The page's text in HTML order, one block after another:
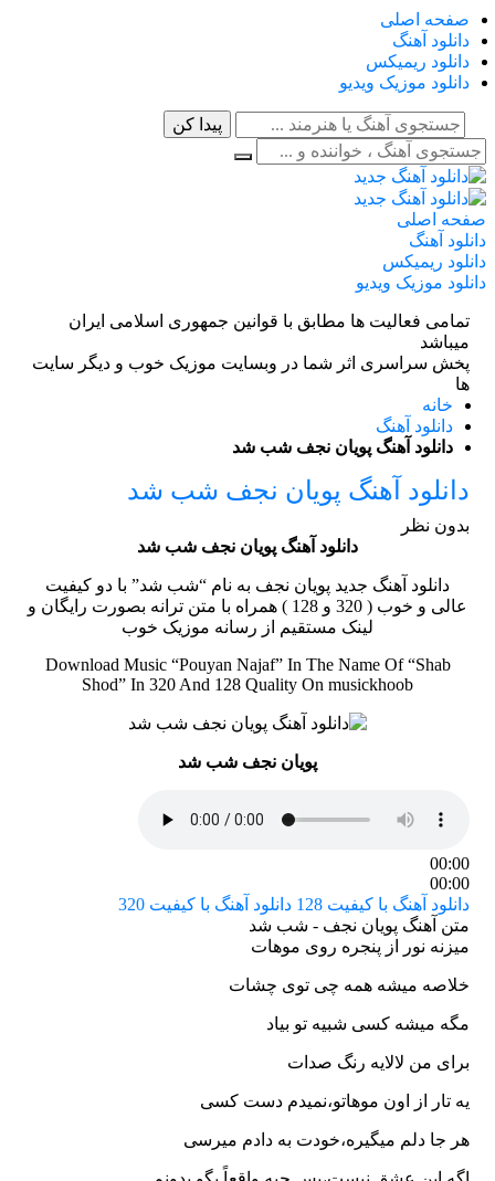
صفحه اصلی
دانلود آهنگ
دانلود ریمیکس
دانلود موزیک ویدیو
صفحه اصلی
دانلود آهنگ
دانلود ریمیکس
دانلود موزیک ویدیو
تمامی فعالیت ها مطابق با قوانین جمهوری اسلامی ایران
میباشد
پخش سراسری اثر شما در وبسایت موزیک خوب و دیگر سایت
ها
خانه
دانلود آهنگ
دانلود آهنگ پویان نجف شب شد
دانلود آهنگ پویان نجف شب شد
بدون نظر
دانلود آهنگ پویان نجف شب شد
دانلود آهنگ جدید پویان نجف به نام “شب شد” با دو کیفیت
عالی و خوب ( 320 و 128 ) همراه با متن ترانه بصورت رایگان و
لینک مستقیم از رسانه موزیک خوب
Download Music “Pouyan Najaf” In The Name Of “Shab
Shod” In 320 And 128 Quality On musickhoob
پویان نجف شب شد
00:00
00:00
دانلود آهنگ با کیفیت 128
دانلود آهنگ با کیفیت 320
متن آهنگ پویان نجف - شب شد
میزنه نور از پنجره روی موهات
خلاصه میشه همه چی توی چشات
مگه میشه کسی شبیه تو بیاد
برای من لالایه‌ رنگ صدات
یه تار از اون موهاتو،نمیدم دست کسی
هر جا دلم میگیره،خودت به دادم میرسی